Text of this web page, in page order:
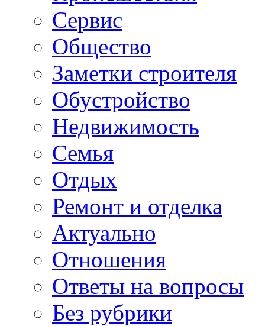
Сервис
Общество
Заметки строителя
Обустройство
Недвижимость
Семья
Отдых
Ремонт и отделка
Актуально
Отношения
Ответы на вопросы
Без рубрики